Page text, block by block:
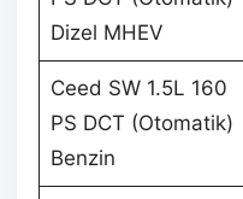
Dizel MHEV
Ceed SW 1.5L 160
PS DCT (Otomatik)
Benzin